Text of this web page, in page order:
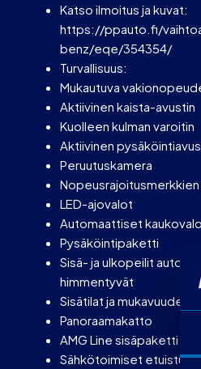
Katso ilmoitus ja kuvat:
https://ppauto.fi/
benz/eqe/354354/
Turvallisuus:
Mukautuva
Aktiivinen kaista-avustin
Kuolleen kulman varoitin
Aktiivinen
Peruutuskamera
Nopeusrajoitusmerkkien
LED-ajovalot
Automaattiset
Pysäköintipaketti
Sisä- ja ulkopeilit
himmentyvät
Sisätilat ja mukavuudet:
Panoraamakatto
AMG Line sisäpaketti
Sähkötoimiset